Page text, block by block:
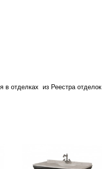
в отделках из Реестра